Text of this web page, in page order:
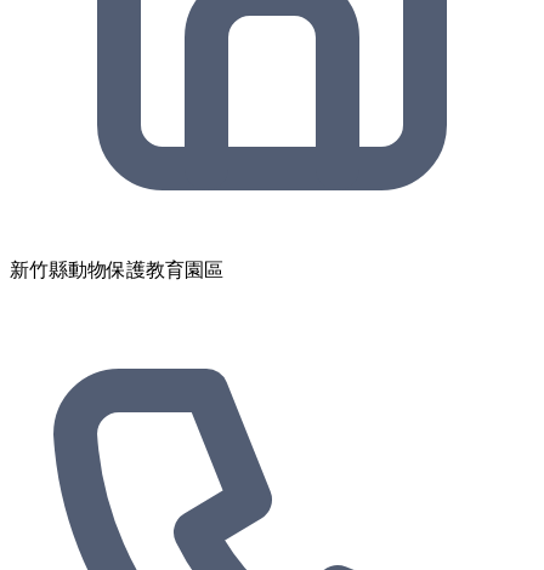
新竹縣動物保護教育園區